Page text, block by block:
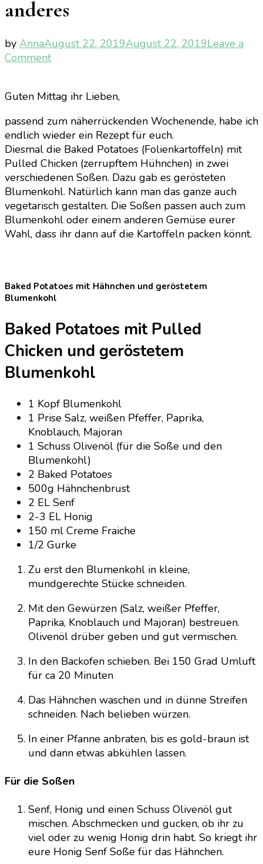
anderes
by AnnaAugust 22, 2019August 22, 2019Leave a
Commenton
Potatoes
anderes
Guten Mittag ihr Lieben,
passend zum näherrückenden Wochenende, habe ich
endlich wieder ein Rezept für euch.
Diesmal die Baked Potatoes (Folienkartoffeln) mit
Pulled Chicken (zerrupftem Hühnchen) in zwei
verschiedenen Soßen. Dazu gab es gerösteten
Blumenkohl. Natürlich kann man das ganze auch
vegetarisch gestalten. Die Soßen passen auch zum
Blumenkohl oder einem anderen Gemüse eurer
Wahl, dass ihr dann auf die Kartoffeln packen könnt.
Baked Potatoes mit Hähnchen und geröstetem
Blumenkohl
Baked Potatoes mit Pulled
Chicken und geröstetem
Blumenkohl
1 Kopf Blumenkohl
1 Prise Salz, weißen Pfeffer, Paprika,
Knoblauch, Majoran
1 Schuss Olivenöl (für die Soße und den
Blumenkohl)
2 Baked Potatoes
500g Hähnchenbrust
2 EL Senf
2-3 EL Honig
150 ml Creme Fraiche
1/2 Gurke
Zu erst den Blumenkohl in kleine,
mundgerechte Stücke schneiden.
Mit den Gewürzen (Salz, weißer Pfeffer,
Paprika, Knoblauch und Majoran) bestreuen.
Olivenöl drüber geben und gut vermischen.
In den Backofen schieben. Bei 150 Grad Umluft
für ca 20 Minuten
Das Hähnchen waschen und in dünne Streifen
schneiden. Nach belieben würzen.
In einer Pfanne anbraten, bis es gold-braun ist
und dann etwas abkühlen lassen.
Für die Soßen
Senf, Honig und einen Schuss Olivenöl gut
mischen. Abschmecken und gucken, ob ihr zu
viel oder zu wenig Honig drin habt. So kriegt ihr
eure Honig Senf Soße für das Hähnchen.